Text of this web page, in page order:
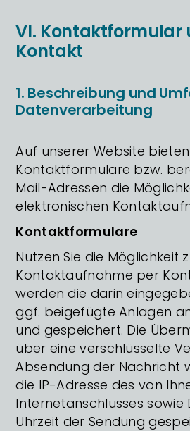
VI. Kontaktformular
Kontakt
1. Beschreibung und
Datenverarbeitung
Auf unserer Website
Kontaktformulare bzw.
Mail-Adressen die
elektronischen
Kontaktformulare
Nutzen Sie die Möglichkeit
Kontaktaufnahme per
werden die darin
ggf. beigefügte Anlagen
und gespeichert. Die
über eine verschlüsselte
Absendung der Nachricht
die IP-Adresse des von
Internetanschlusses sowie
Uhrzeit der Sendung